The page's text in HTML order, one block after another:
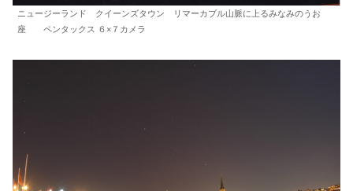
ニュージーランド クイーンズタウン リマーカブル山脈に上るみなみのうお
座 ペンタックス ６×７カメラ